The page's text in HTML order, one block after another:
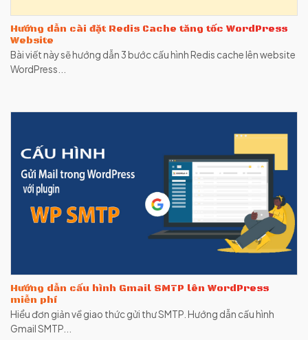
Hướng dẫn cài đặt Redis Cache tăng tốc WordPress
Website
Bài viết này sẽ hướng dẫn 3 bước cấu hình Redis cache lên website
WordPress...
Hướng dẫn cấu hình Gmail SMTP lên WordPress
miễn phí
Hiểu đơn giản về giao thức gửi thư SMTP. Hướng dẫn cấu hình
Gmail SMTP...